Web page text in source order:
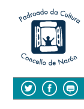
inclúe
sistema